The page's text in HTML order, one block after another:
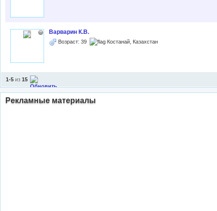
Варварин К.В.
Возраст: 39 Костанай, Казахстан
1-5 из 15
Рекламные материалы